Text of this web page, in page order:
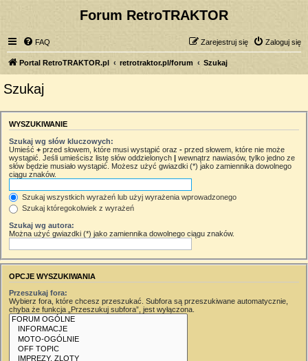
Forum RetroTRAKTOR
FAQ Zaloguj się
Zarejestruj się
Portal RetroTRAKTOR.pl retrotraktor.pl/forum Szukaj
Szukaj
WYSZUKIWANIE
Szukaj wg słów kluczowych:
Umieść + przed słowem, które musi wystąpić oraz - przed słowem, które nie może
wystąpić. Jeśli umieścisz listę słów oddzielonych | wewnątrz nawiasów, tylko jedno ze
słów będzie musiało wystąpić. Możesz użyć gwiazdki (*) jako zamiennika dowolnego
ciągu znaków.
Szukaj wszystkich wyrażeń lub użyj wyrażenia wprowadzonego
Szukaj któregokolwiek z wyrażeń
Szukaj wg autora:
Można użyć gwiazdki (*) jako zamiennika dowolnego ciągu znaków.
OPCJE WYSZUKIWANIA
Przeszukaj fora:
Wybierz fora, które chcesz przeszukać. Subfora są przeszukiwane automatycznie,
chyba że funkcja „Przeszukuj subfora”, jest wyłączona.